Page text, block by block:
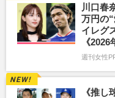
川口春
万円の
イレグ
《
週刊女性
《推し